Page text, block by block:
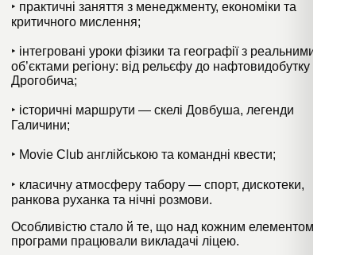
‣ практичні заняття з менеджменту, економіки та
критичного мислення;
‣ інтегровані уроки фізики та географії з реальними
об’єктами регіону: від рельєфу до нафтовидобутку
Дрогобича;
‣ історичні маршрути — скелі Довбуша, легенди
Галичини;
‣ Movie Club англійською та командні квести;
‣ класичну атмосферу табору — спорт, дискотеки,
ранкова руханка та нічні розмови.
Особливістю стало й те, що над кожним елементом
програми працювали викладачі ліцею.